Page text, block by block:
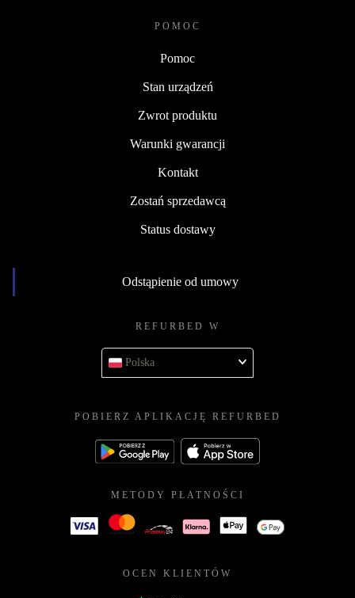
POMOC
Pomoc
Stan urządzeń
Zwrot produktu
Warunki gwarancji
Kontakt
Zostań sprzedawcą
Status dostawy
Odstąpienie od umowy
REFURBED W
Polska
POBIERZ APLIKACJĘ REFURBED
METODY PŁATNOŚCI
OCEN KLIENTÓW